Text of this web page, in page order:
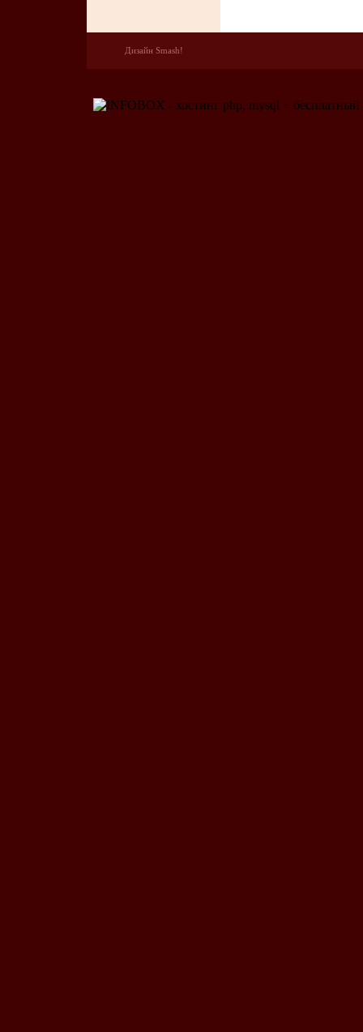
Дизайн Smash!